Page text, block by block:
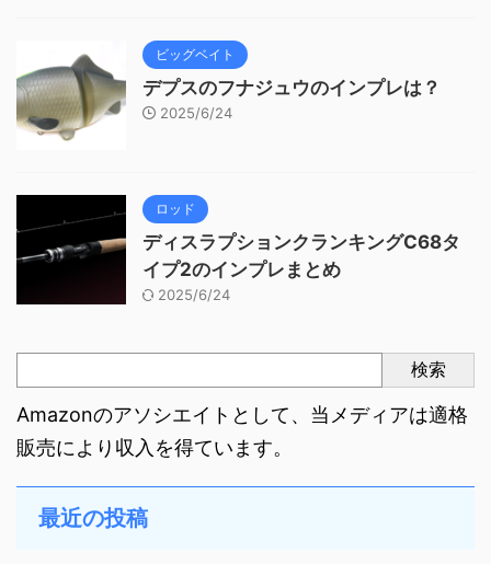
ビッグベイト
デプスのフナジュウのインプレは？
2025/6/24
ロッド
ディスラプションクランキングC68タ
イプ2のインプレまとめ
2025/6/24
検索
Amazonのアソシエイトとして、当メディアは適格
販売により収入を得ています。
最近の投稿